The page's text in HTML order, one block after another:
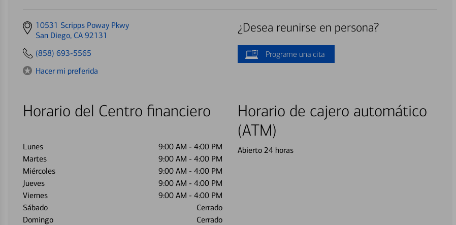
Get
directions
10531 Scripps Poway Pkwy
San Diego, CA 92131
(858) 693-5565
Hacer mi preferida
Horario del Centro financiero
Lunes 9:00 AM - 4:00 PM
Martes
9:00 AM - 4:00 PM
Miércoles
9:00 AM - 4:00 PM
Jueves
9:00 AM - 4:00 PM
Viernes
9:00 AM - 4:00 PM
Sábado
Cerrado
Domingo
Cerrado
¿Desea reunirse en persona?
Programe una cita
Horario de cajero automático
(ATM)
Abierto 24 horas